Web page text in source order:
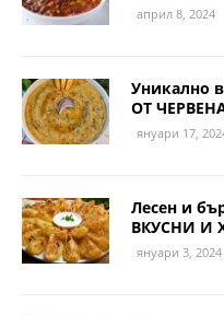
април 8, 2024
Уникално
ОТ
януари 17,
Лесен и
ВКУСНИ И
януари 3, 2024